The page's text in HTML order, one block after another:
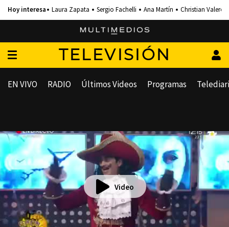
Laura Zapata Sergio Fachelli Ana Martín Christian Valero
TELEVISIÓN
EN VIVO RADIO Últimos Videos Programas
Video